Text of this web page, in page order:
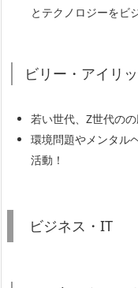
とテクノロジーをビ
ビリー・アイリ
若い世代、Z世代の
環境問題やメンタル
活動！
ビジネス・IT